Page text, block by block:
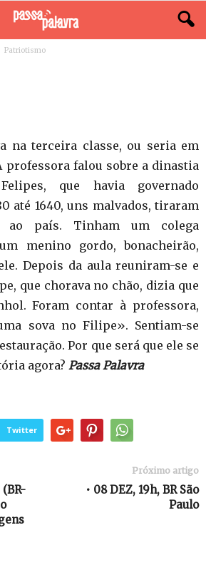
Patriotismo
na terceira classe, ou seria em
professora falou sobre a dinastia
que havia governado
até 1640, uns malvados, tiraram
ao país. Tinham um colega
menino gordo, bonacheirão,
Depois da aula reuniram-se e
que chorava no chão, dizia que
Foram contar à professora,
sova no Filipe». Sentiam-se
Por que será que ele se
agora? Passa Palavra
Twitter
(BR-
Próximo artigo
• 08 DEZ, 19h, BR São
Paulo